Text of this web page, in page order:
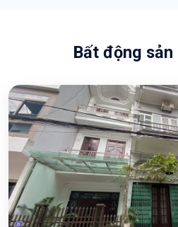
Bất động